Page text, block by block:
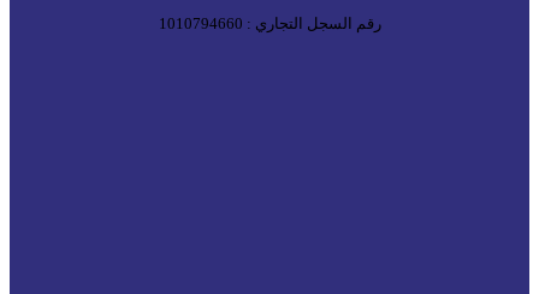
رقم السجل التجاري : 1010794660